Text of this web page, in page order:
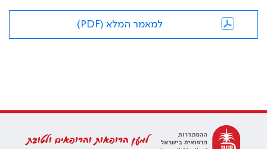
למאמר המלא (PDF)
למען הרופאות והרופאים ולטובת